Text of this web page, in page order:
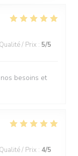
Qualité / Prix : 5/5
besoins et
Qualité / Prix : 4/5